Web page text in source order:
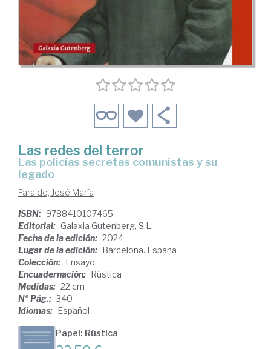
Las redes del terror
las policías secretas comunistas y su
legado
Faraldo, José María
ISBN: 9788410107465
Editorial: Galaxia Gutenberg, S.L.
Fecha de la edición: 2024
Lugar de la edición: Barcelona. España
Colección: Ensayo
Encuadernación: Rústica
Medidas: 22 cm
Nº Pág.: 340
Idiomas: Español
Papel: Rústica